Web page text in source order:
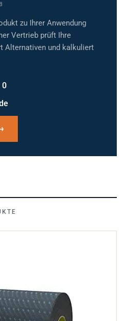
zu Ihrer Anwendung
Vertrieb prüft Ihre
Alternativen und kalkuliert
0